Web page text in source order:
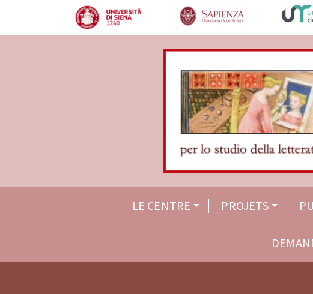
LE CENTRE PROJETS